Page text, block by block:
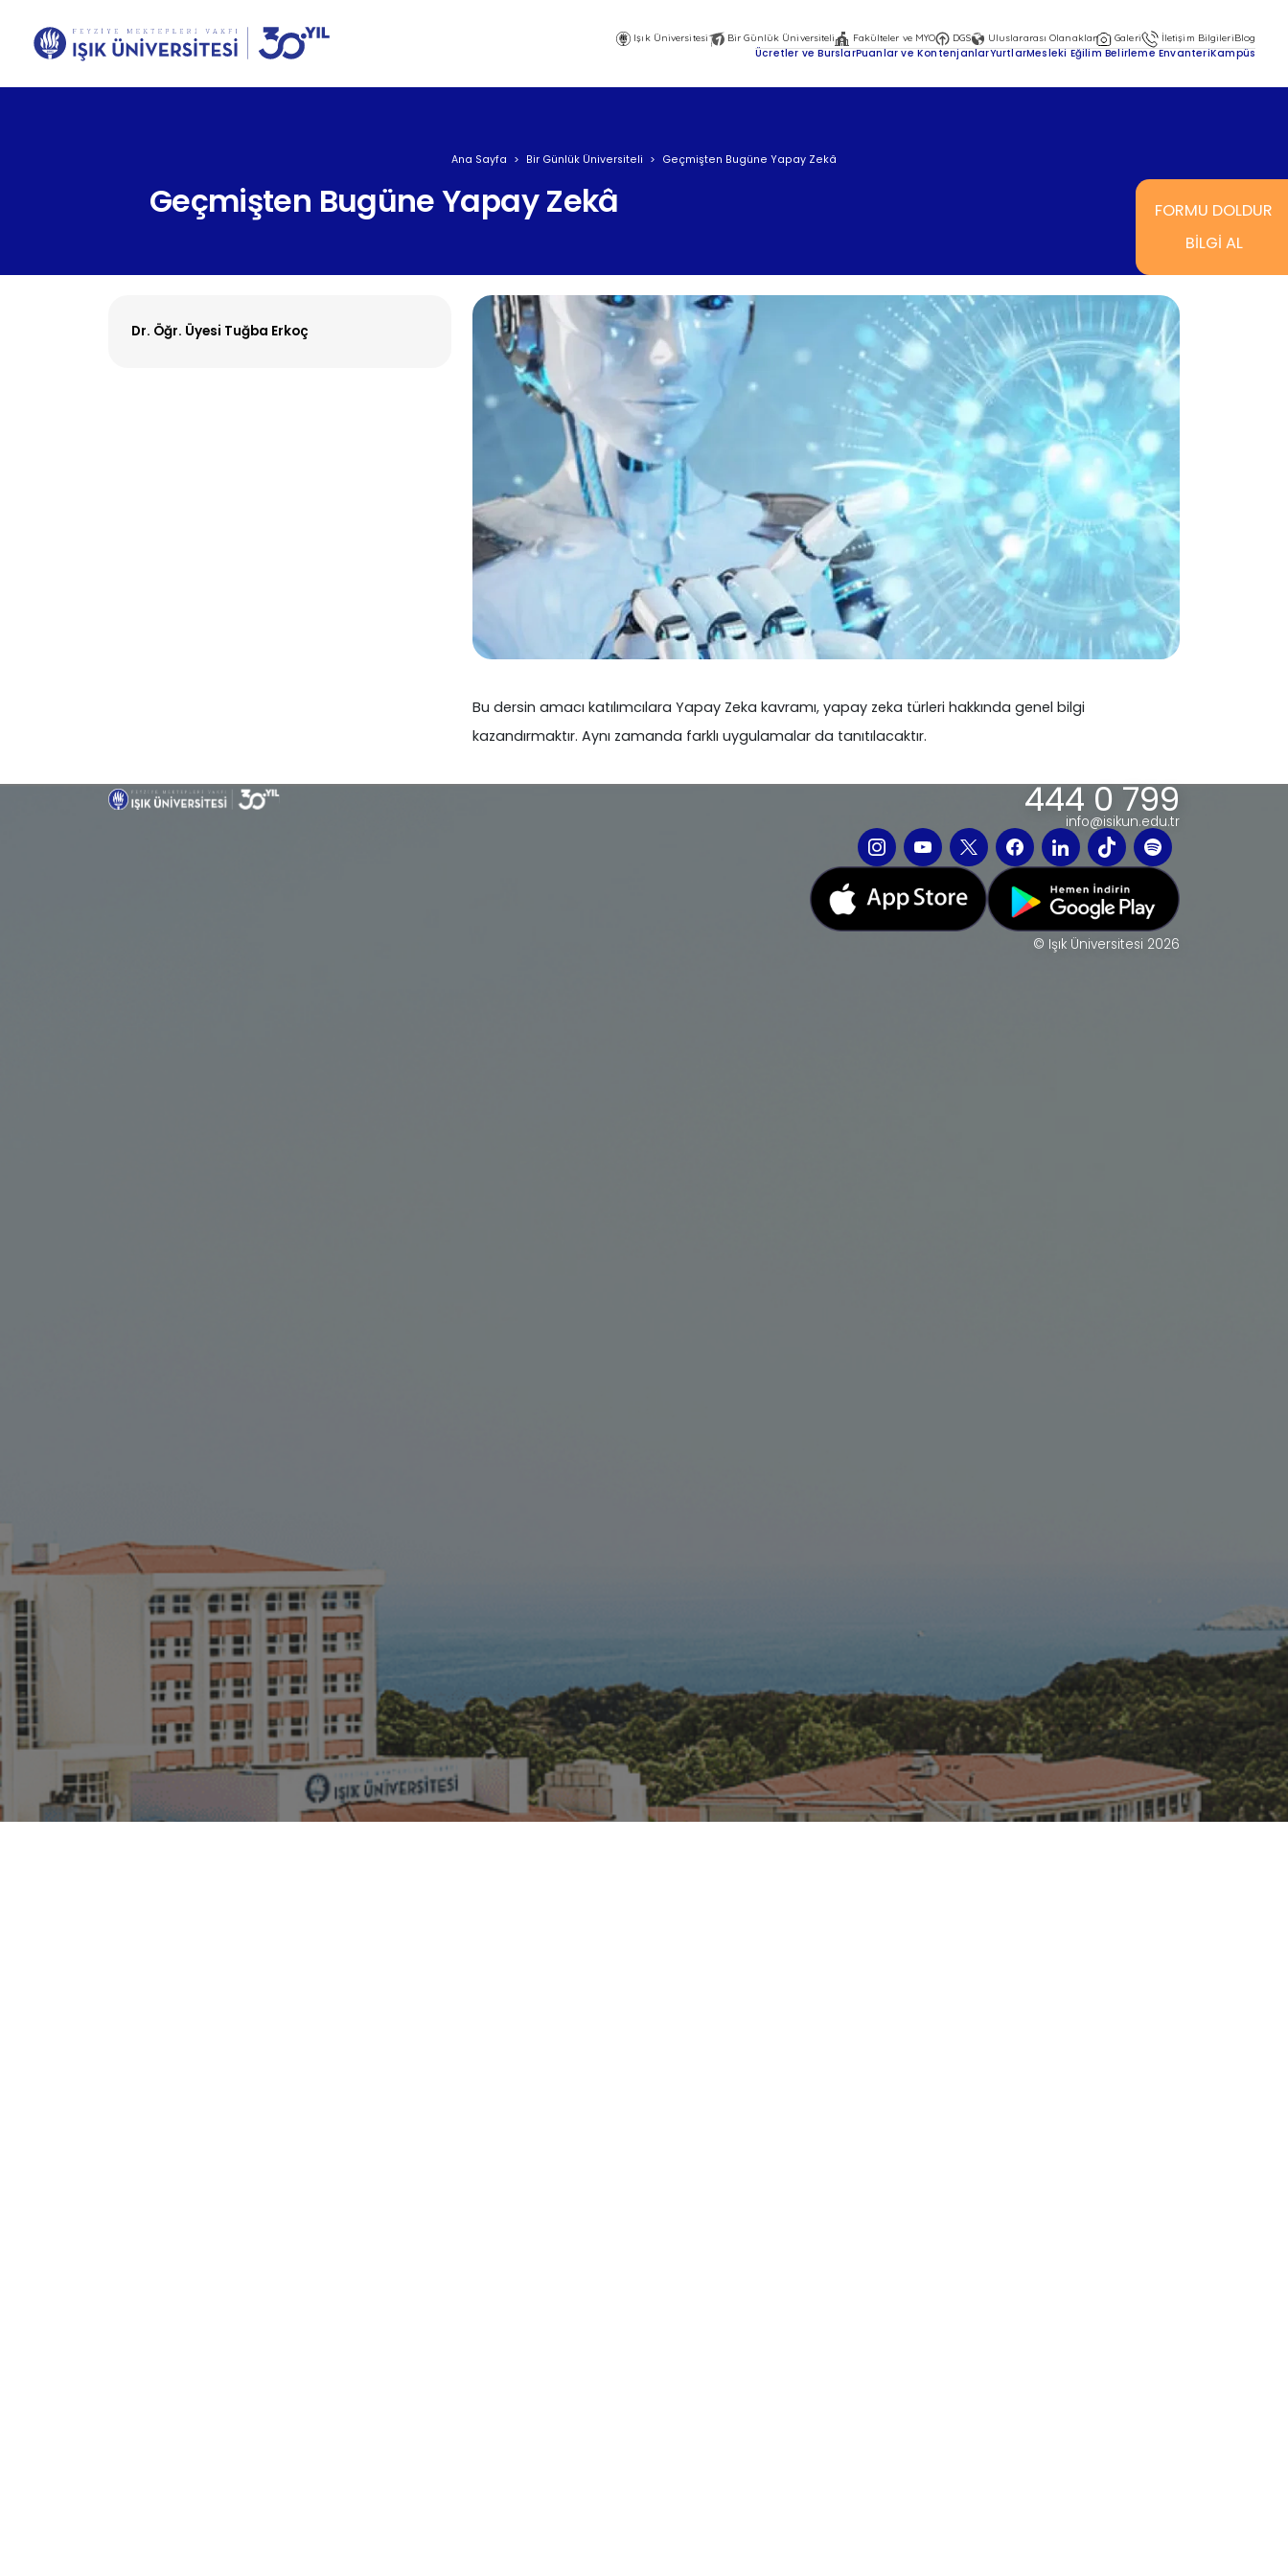
AnaIşık Üniversitesi Bir Günlük Üniversiteli Fakülteler ve MYO DGS Uluslararası Olanaklar Galeri İletişim BilgileriBlog
Ücretler ve BurslarPuanlar ve KontenjanlarYurtlarMesleki Eğilim Belirleme EnvanteriKampüs
Ana Sayfa Bir Günlük Üniversiteli Geçmişten Bugüne Yapay Zekâ
Geçmişten Bugüne Yapay Zekâ
Dr. Öğr. Üyesi Tuğba Erkoç
Bu dersin amacı katılımcılara Yapay Zeka kavramı, yapay zeka türleri hakkında genel bilgi
kazandırmaktır. Aynı zamanda farklı uygulamalar da tanıtılacaktır.
444 0 799
info@isikun.edu.tr
© Işık Üniversitesi 2026
FORMU DOLDUR
BİLGİ AL